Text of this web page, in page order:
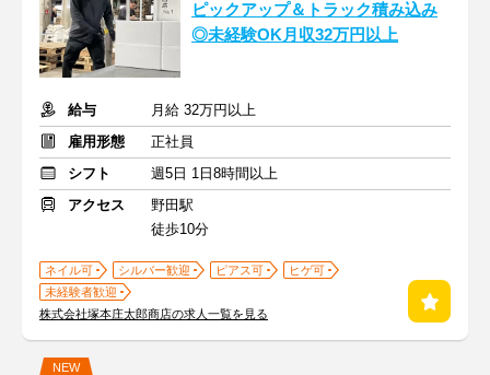
ピックアップ＆トラック積み込み
◎未経験OK月収32万円以上
給与
月給 32万円以上
雇用形態
正社員
シフト
週5日 1日8時間以上
アクセス
野田駅
徒歩10分
ネイル可 シルバー歓迎 ピアス可
ヒゲ可
未経験者歓迎
株式会社塚本庄太郎商店の求人一覧を見る
NEW